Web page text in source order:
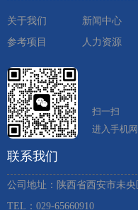
关于我们 新闻中心
参考项目
人力资源
扫一扫
进入手机
联系我们
公司地址：陕西省西安市未
TEL：029-65660910 ​